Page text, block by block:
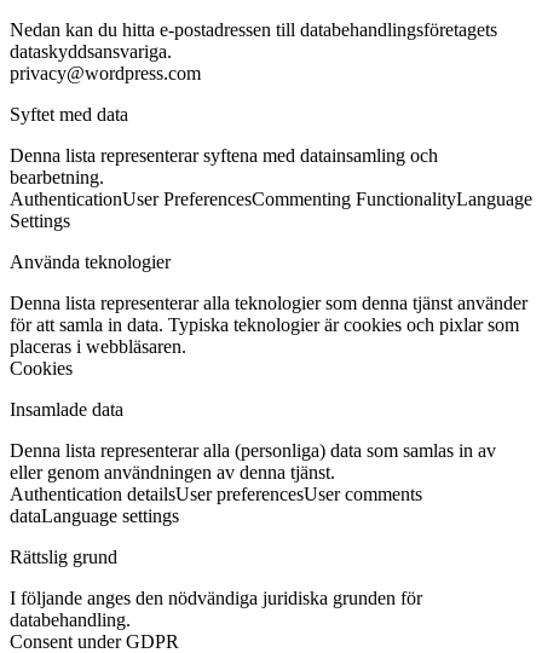
Nedan kan du hitta e-postadressen till databehandlingsföretagets
dataskyddsansvariga.
privacy@wordpress.com
Syftet med data
Denna lista representerar syftena med datainsamling och
bearbetning.
AuthenticationUser PreferencesCommenting FunctionalityLanguage
Settings
Använda teknologier
Denna lista representerar alla teknologier som denna tjänst använder
för att samla in data. Typiska teknologier är cookies och pixlar som
placeras i webbläsaren.
Cookies
Insamlade data
Denna lista representerar alla (personliga) data som samlas in av
eller genom användningen av denna tjänst.
Authentication detailsUser preferencesUser comments
dataLanguage settings
Rättslig grund
I följande anges den nödvändiga juridiska grunden för
databehandling.
Consent under GDPR